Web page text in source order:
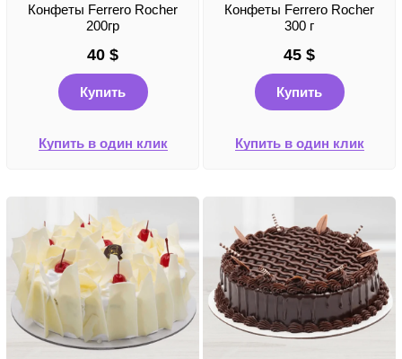
Конфеты Ferrero Rocher
200гр
40 $
Купить
Купить в один клик
Конфеты Ferrero Rocher
300 г
45 $
Купить
Купить в один клик